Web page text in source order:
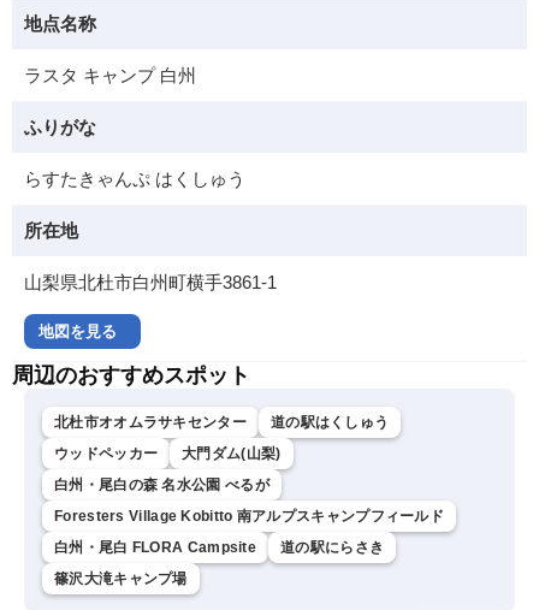
地点名称
ラスタ キャンプ 白州
ふりがな
らすたきゃんぷ はくしゅう
所在地
山梨県北杜市白州町横手3861-1
地図を見る
周辺のおすすめスポット
北杜市オオムラサキセンター
道の駅はくしゅう
ウッドペッカー
大門ダム(山梨)
白州・尾白の森 名水公園 べるが
Foresters Village Kobitto 南アルプスキャンプフィールド
白州・尾白 FLORA Campsite
道の駅にらさき
篠沢大滝キャンプ場